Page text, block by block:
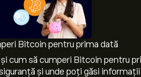
Bitcoin pentru prima dată
cum să cumperi Bitcoin pentru
și unde poți găsi